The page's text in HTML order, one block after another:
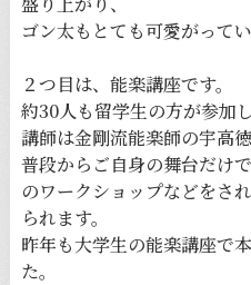
ゴン太もとても可愛がって
２つ目は、能楽講座です。
約30人も留学生の方が参加
講師は金剛流能楽師の宇高徳
普段からご自身の舞台だけ
のワークショップなどをさ
られます。
昨年も大学生の能楽講座で
た。